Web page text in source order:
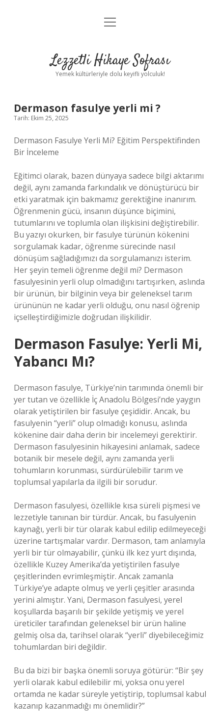
Anasayfa
Yasal Uyarı
menüyü
Lezzetli Hikaye Sofrası
Yemek kültürleriyle dolu keyifli yolculuk!
Dermason fasulye yerli mi ?
Tarih: Ekim 25, 2025
Dermason Fasulye Yerli Mi? Eğitim Perspektifinden
Bir İnceleme
Eğitimci olarak, bazen dünyaya sadece bilgi aktarımı
değil, aynı zamanda farkındalık ve dönüştürücü bir
etki yaratmak için bakmamız gerektiğine inanırım.
Öğrenmenin gücü, insanın düşünce biçimini,
tutumlarını ve toplumla olan ilişkisini değiştirebilir.
Bu yazıyı okurken, bir fasulye türünün kökenini
sorgulamak kadar, öğrenme sürecinde nasıl
dönüşüm sağladığımızı da sorgulamanızı isterim.
Her şeyin temeli öğrenme değil mi? Dermason
fasulyesinin yerli olup olmadığını tartışırken, aslında
bir ürünün, bir bilginin veya bir geleneksel tarım
ürününün ne kadar yerli olduğu, onu nasıl öğrenip
içselleştirdiğimizle doğrudan ilişkilidir.
Dermason Fasulye: Yerli Mi,
Yabancı Mı?
Dermason fasulye, Türkiye’nin tarımında önemli bir
yer tutan ve özellikle İç Anadolu Bölgesi’nde yaygın
olarak yetiştirilen bir fasulye çeşididir. Ancak, bu
fasulyenin “yerli” olup olmadığı konusu, aslında
kökenine dair daha derin bir incelemeyi gerektirir.
Dermason fasulyesinin hikayesini anlamak, sadece
botanik bir mesele değil, aynı zamanda yerli
tohumların korunması, sürdürülebilir tarım ve
toplumsal yapılarla da ilgili bir sorudur.
Dermason fasulyesi, özellikle kısa süreli pişmesi ve
lezzetiyle tanınan bir türdür. Ancak, bu fasulyenin
kaynağı, yerli bir tür olarak kabul edilip edilmeyeceği
üzerine tartışmalar vardır. Dermason, tam anlamıyla
yerli bir tür olmayabilir, çünkü ilk kez yurt dışında,
özellikle Kuzey Amerika’da yetiştirilen fasulye
çeşitlerinden evrimleşmiştir. Ancak zamanla
Türkiye’ye adapte olmuş ve yerli çeşitler arasında
yerini almıştır. Yani, Dermason fasulyesi, yerel
koşullarda başarılı bir şekilde yetişmiş ve yerel
üreticiler tarafından geleneksel bir ürün haline
gelmiş olsa da, tarihsel olarak “yerli” diyebileceğimiz
tohumlardan biri değildir.
Bu da bizi bir başka önemli soruya götürür: “Bir şey
yerli olarak kabul edilebilir mi, yoksa onu yerel
ortamda ne kadar süreyle yetiştirip, toplumsal kabul
kazanıp kazanmadığı mı önemlidir?”